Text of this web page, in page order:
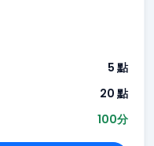
5 點
20 點
100分